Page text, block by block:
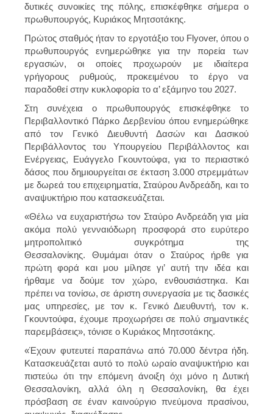
δυτικές συνοικίες της πόλης, επισκέφθηκε σήμερα ο
πρωθυπουργός, Κυριάκος Μητσοτάκης.
Πρώτος σταθμός ήταν το εργοτάξιο του Flyover, όπου ο
πρωθυπουργός ενημερώθηκε για την πορεία των
εργασιών, οι οποίες προχωρούν με ιδιαίτερα
γρήγορους ρυθμούς, προκειμένου το έργο να
παραδοθεί στην κυκλοφορία το α’ εξάμηνο του 2027.
Στη συνέχεια ο πρωθυπουργός επισκέφθηκε το
Περιβαλλοντικό Πάρκο Δερβενίου όπου ενημερώθηκε
από τον Γενικό Διευθυντή Δασών και Δασικού
Περιβάλλοντος του Υπουργείου Περιβάλλοντος και
Ενέργειας, Ευάγγελο Γκουντούφα, για το περιαστικό
δάσος που δημιουργείται σε έκταση 3.000 στρεμμάτων
με δωρεά του επιχειρηματία, Σταύρου Ανδρεάδη, και το
αναψυκτήριο που κατασκευάζεται.
«Θέλω να ευχαριστήσω τον Σταύρο Ανδρεάδη για μία
ακόμα πολύ γενναιόδωρη προσφορά στο ευρύτερο
μητροπολιτικό συγκρότημα της
Θεσσαλονίκης. Θυμάμαι όταν ο Σταύρος ήρθε για
πρώτη φορά και μου μίλησε γι’ αυτή την ιδέα και
ήρθαμε να δούμε τον χώρο, ενθουσιάστηκα. Και
πρέπει να τονίσω, σε άριστη συνεργασία με τις δασικές
μας υπηρεσίες, με τον κ. Γενικό Διευθυντή, τον κ.
Γκουντούφα, έχουμε προχωρήσει σε πολύ σημαντικές
παρεμβάσεις», τόνισε ο Κυριάκος Μητσοτάκης.
«Έχουν φυτευτεί παραπάνω από 70.000 δέντρα ήδη.
Κατασκευάζεται αυτό το πολύ ωραίο αναψυκτήριο και
πιστεύω ότι την επόμενη άνοιξη όχι μόνο η Δυτική
Θεσσαλονίκη, αλλά όλη η Θεσσαλονίκη, θα έχει
πρόσβαση σε έναν καινούργιο πνεύμονα πρασίνου,